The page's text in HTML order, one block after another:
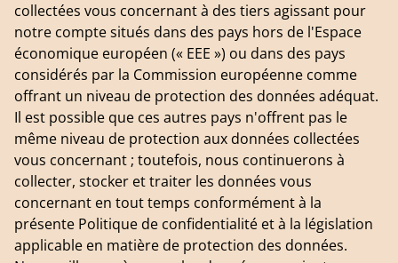
collectées vous concernant à des tiers agissant pour
notre compte situés dans des pays hors de l'Espace
économique européen (« EEE ») ou dans des pays
considérés par la Commission européenne comme
offrant un niveau de protection des données adéquat.
Il est possible que ces autres pays n'offrent pas le
même niveau de protection aux données collectées
vous concernant ; toutefois, nous continuerons à
collecter, stocker et traiter les données vous
concernant en tout temps conformément à la
présente Politique de confidentialité et à la législation
applicable en matière de protection des données.